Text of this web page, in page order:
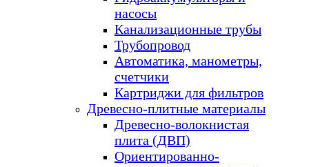
насосы
Канализационные трубы
Трубопровод
Автоматика, манометры,
счетчики
Картриджи для фильтров
Древесно-плитные материалы
Древесно-волокнистая
плита (ДВП)
Ориентированно-